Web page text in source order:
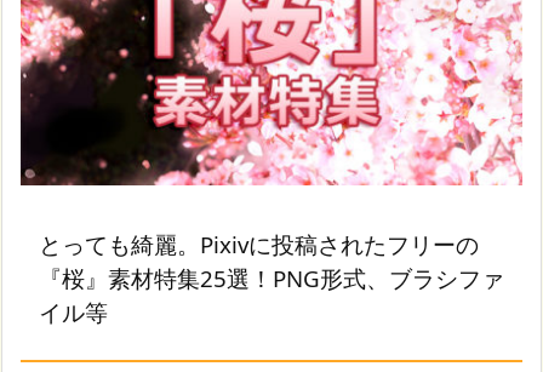
とっても綺麗。Pixivに投稿されたフリーの
『桜』素材特集25選！PNG形式、ブラシファ
イル等